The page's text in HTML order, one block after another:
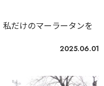
私だけのマーラータンを
2025.06.01